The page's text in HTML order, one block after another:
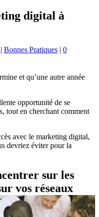
digital à
| Bonnes Pratiques | 0
et qu’une autre année
opportunité de se
tout en cherchant comment
avec le marketing digital,
devriez éviter pour la
sur les
vos réseaux